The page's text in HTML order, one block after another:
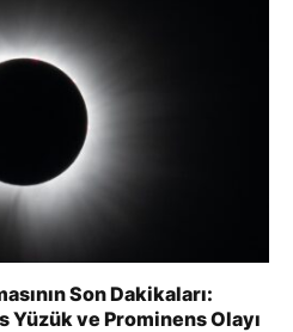
Son Dakikaları:
Yüzük ve Prominens Olayı